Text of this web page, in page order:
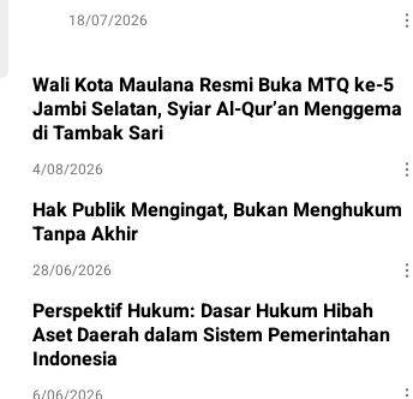
18/07/2026
Wali Kota Maulana Resmi Buka MTQ ke-5
Jambi Selatan, Syiar Al-Qur’an Menggema
di Tambak Sari
4/08/2026
Hak Publik Mengingat, Bukan Menghukum
Tanpa Akhir
28/06/2026
Perspektif Hukum: Dasar Hukum Hibah
Aset Daerah dalam Sistem Pemerintahan
Indonesia